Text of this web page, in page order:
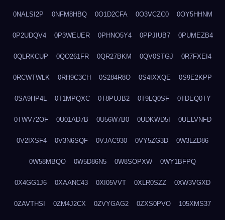
0NALSI2P 0NFM8HBQ 0O1D2CFA 0O3VCZC0 0OY5HHNM
0P2UDQV4 0P3WEUER 0PHNO5Y4 0PPJIUB7 0PUMEZB4
0QLRKCUP 0QO261FR 0QR27BKM 0QV0STGJ 0R7FXEI4
0RCWTWLK 0RH9C3CH 0S284R8O 0S4IXXQE 0S9E2KPP
0SA9HP4L 0T1MPQXC 0T8PUJB2 0T9LQ0SF 0TDEQ0TY
0TWV72OF 0U01AD7B 0U56W7B0 0UDKWD5I 0UELVNFD
0V2IXSF4 0V3N6SQF 0VJAC930 0VY5ZG3D 0W3LZD86
0W58MBQO 0W5D86N5 0W8SOPXW 0WY1BFPQ
0X4GG1J6 0XAANC43 0XI05VVT 0XLR0SZZ 0XW3VGXD
0ZAVTHSI 0ZM4J2CX 0ZVYGAG2 0ZXS0PVO 105XMS37